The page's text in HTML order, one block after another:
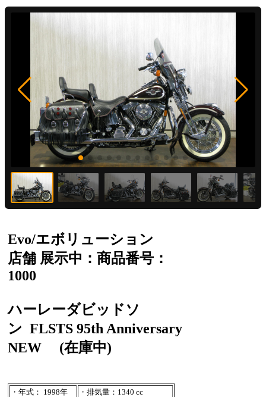
Evo/エボリューション
店舗 展示中：商品番号：
1000
ハーレーダビッドソ
ン FLSTS 95th Anniversary
NEW
(在庫中)
・年式： 1998年
・排気量：1340 cc